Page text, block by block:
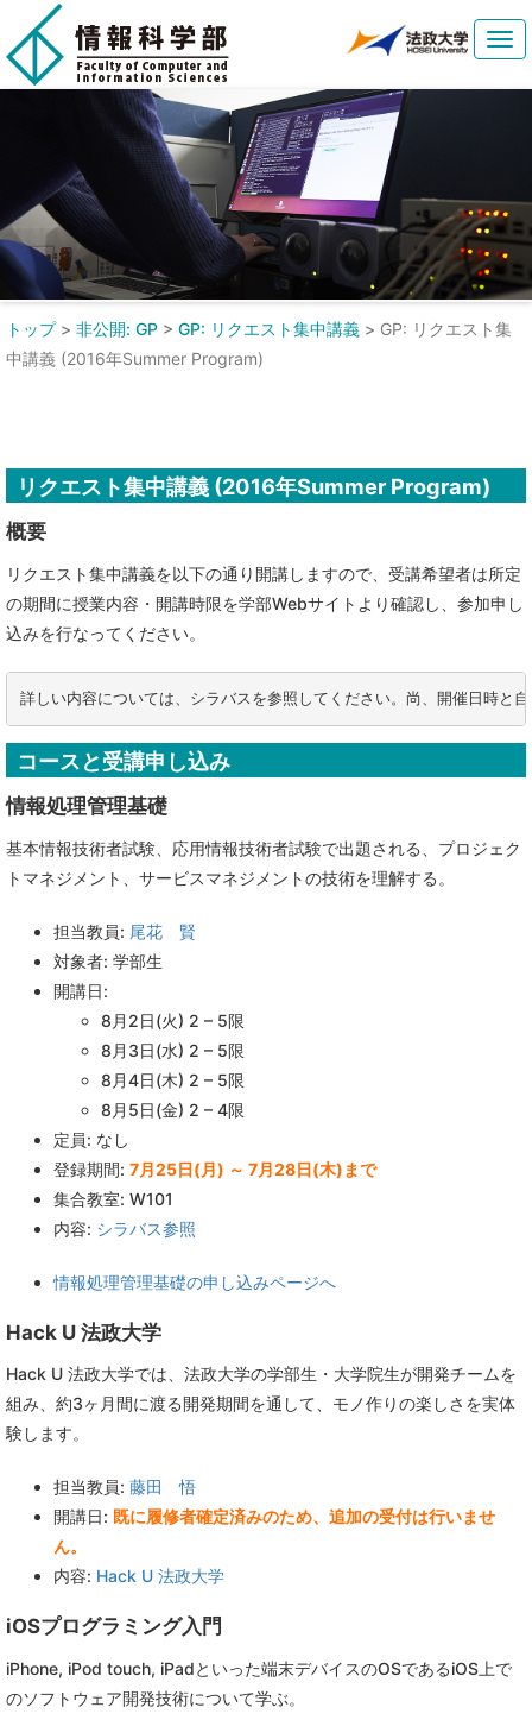
トップ> 非公開: GP > GP: リクエスト集中講義 > GP: リクエスト集
中講義 (2016年Summer Program)
リクエスト集中講義 (2016年Summer Program)
概要
リクエスト集中講義を以下の通り開講しますので、受講希望者は所定
の期間に授業内容・開講時限を学部Webサイトより確認し、参加申し
込みを行なってください。
コースと受講申し込み
情報処理管理基礎
基本情報技術者試験、応用情報技術者試験で出題される、プロジェク
トマネジメント、サービスマネジメントの技術を理解する。
担当教員: 尾花 賢
対象者: 学部生
開講日:
8月2日(火) 2 – 5限
8月3日(水) 2 – 5限
8月4日(木) 2 – 5限
8月5日(金) 2 – 4限
定員: なし
登録期間: 7月25日(月) ～ 7月28日(木)まで
集合教室: W101
内容: シラバス参照
情報処理管理基礎の申し込みページへ
Hack U 法政大学
Hack U 法政大学では、法政大学の学部生・大学院生が開発チームを
組み、約3ヶ月間に渡る開発期間を通して、モノ作りの楽しさを実体
験します。
担当教員: 藤田 悟
開講日: 既に履修者確定済みのため、追加の受付は行いませ
ん。
内容: Hack U 法政大学
iOSプログラミング入門
iPhone, iPod touch, iPadといった端末デバイスのOSであるiOS上で
のソフトウェア開発技術について学ぶ。